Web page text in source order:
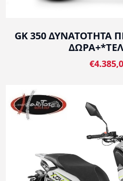
GK 350 ΔΥΝΑΤΟΤΗΤΑ